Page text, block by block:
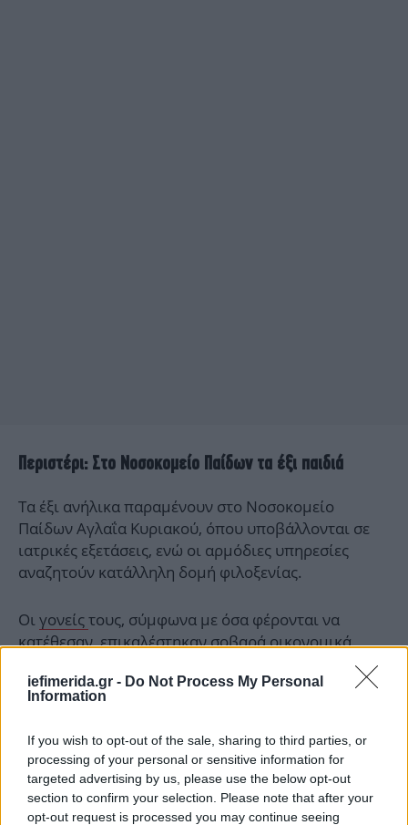
iefimerida.gr - Do Not Process My Personal
Information
If you wish to opt-out of the sale, sharing to third parties, or
processing of your personal or sensitive information for
targeted advertising by us, please use the below opt-out
section to confirm your selection. Please note that after your
opt-out request is processed you may continue seeing
Περιστέρι: Στο Νοσοκομείο Παίδων τα έξι παιδιά
Τα έξι ανήλικα παραμένουν στο Νοσοκομείο
Παίδων Αγλαΐα Κυριακού, όπου υποβάλλονται σε
ιατρικές εξετάσεις, ενώ οι αρμόδιες υπηρεσίες
αναζητούν κατάλληλη δομή φιλοξενίας.
Οιγονείςτους, σύμφωνα με όσα φέρονται να
κατέθεσαν, επικαλέστηκαν σοβαρά οικονομικά
αφαιρεθεί προσωρινά η επιμέλεια των παιδιών με
εισαγγελική εντολή, πριν επιστραφεί στους γονείς
μετά από παρακολούθηση των κοινωνικών
υπηρεσιών.